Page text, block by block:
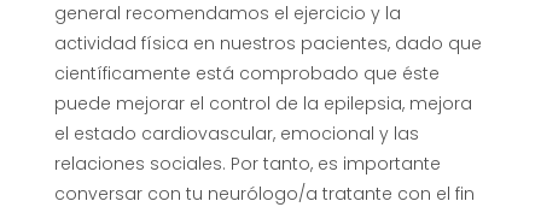
general recomendamos el ejercicio y la
actividad física en nuestros pacientes, dado que
científicamente está comprobado que éste
puede mejorar el control de la epilepsia, mejora
el estado cardiovascular, emocional y las
relaciones sociales. Por tanto, es importante
conversar con tu neurólogo/a tratante con el fin